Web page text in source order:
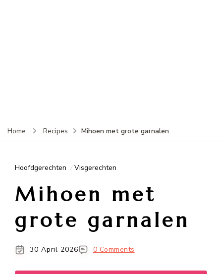
Home Recipes Mihoen met grote garnalen
Hoofdgerechten Visgerechten
Mihoen met
grote garnalen
30 April 2026 0 Comments